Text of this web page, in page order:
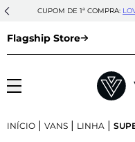
CUPOM DE 1ª COMPRA:
Flagship Store
INÍCIO | VANS | LINHA |